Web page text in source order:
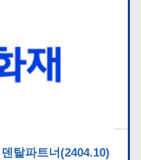
탈파트너(2404.10)